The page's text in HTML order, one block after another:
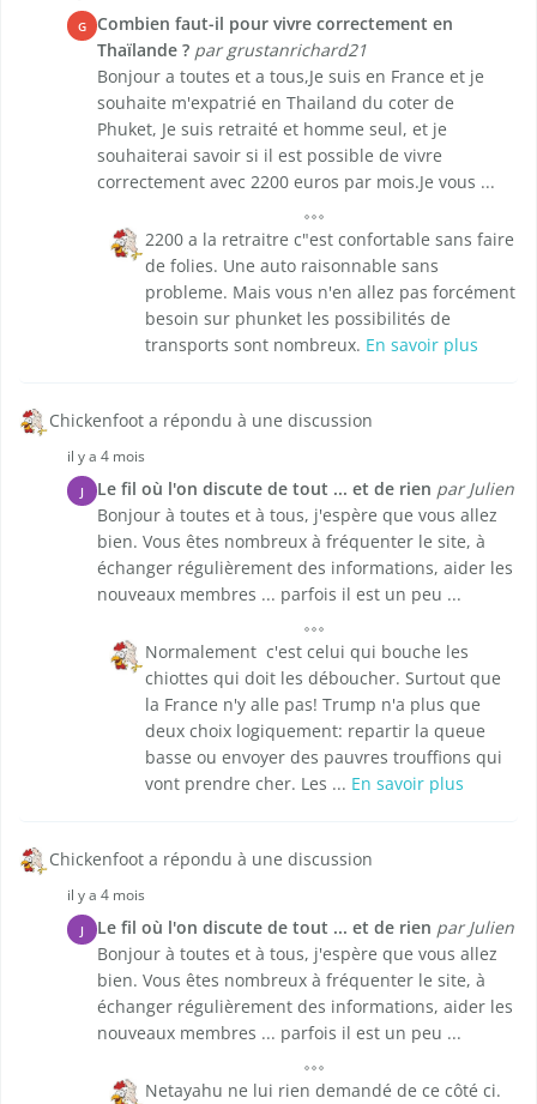
G
Combien faut-il pour vivre correctement en
Thaïlande ? par grustanrichard21
Bonjour a toutes et a tous,Je suis en France et je
souhaite m'expatrié en Thailand du coter de
Phuket, Je suis retraité et homme seul, et je
souhaiterai savoir si il est possible de vivre
correctement avec 2200 euros par mois.Je vous ...
2200 a la retraitre c"est confortable sans faire
de folies. Une auto raisonnable sans
probleme. Mais vous n'en allez pas forcément
besoin sur phunket les possibilités de
transports sont nombreux. En savoir plus
Chickenfoot a répondu à une discussion
il y a 4 mois
J Le fil où l'on discute de tout ... et de rien par Julien
Bonjour à toutes et à tous, j'espère que vous allez
bien. Vous êtes nombreux à fréquenter le site, à
échanger régulièrement des informations, aider les
nouveaux membres ... parfois il est un peu ...
Normalement c'est celui qui bouche les
chiottes qui doit les déboucher. Surtout que
la France n'y alle pas! Trump n'a plus que
deux choix logiquement: repartir la queue
basse ou envoyer des pauvres trouffions qui
vont prendre cher. Les ... En savoir plus
Chickenfoot a répondu à une discussion
il y a 4 mois
J Le fil où l'on discute de tout ... et de rien par Julien
Bonjour à toutes et à tous, j'espère que vous allez
bien. Vous êtes nombreux à fréquenter le site, à
échanger régulièrement des informations, aider les
nouveaux membres ... parfois il est un peu ...
Netayahu ne lui rien demandé de ce côté ci.